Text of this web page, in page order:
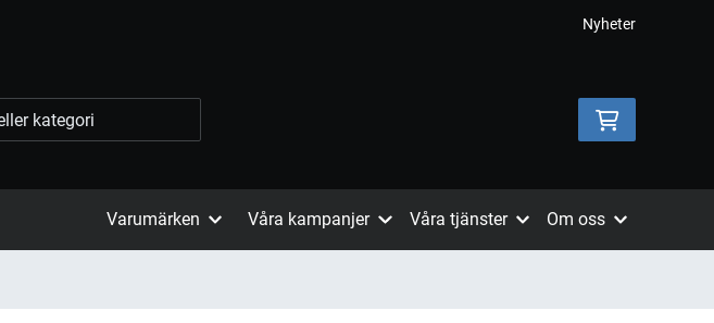
Nyheter
Varumärken Våra kampanjer Våra tjänster Om oss